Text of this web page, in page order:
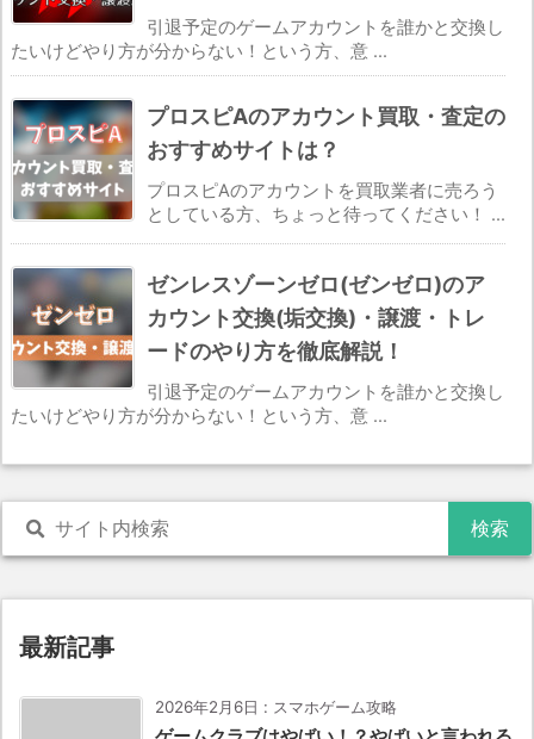
引退予定のゲームアカウントを誰かと交換し
たいけどやり方が分からない！という方、意 ...
プロスピAのアカウント買取・査定の
おすすめサイトは？
プロスピAのアカウントを買取業者に売ろう
としている方、ちょっと待ってください！ ...
ゼンレスゾーンゼロ(ゼンゼロ)のア
カウント交換(垢交換)・譲渡・トレ
ードのやり方を徹底解説！
引退予定のゲームアカウントを誰かと交換し
たいけどやり方が分からない！という方、意 ...
最新記事
2026年2月6日 : スマホゲーム攻略